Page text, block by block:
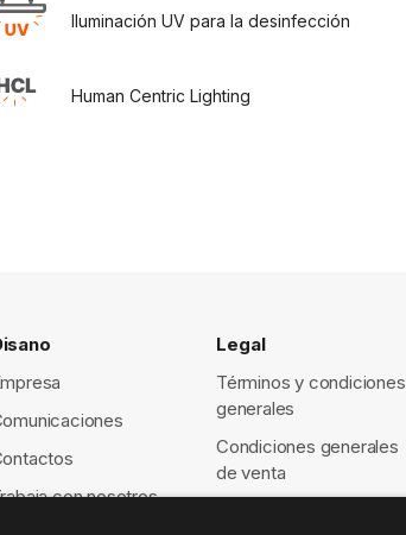
Iluminación UV para la desinfección
Human Centric Lighting
con nosotros
Legal
Términos y condiciones
generales
Condiciones generales
de venta